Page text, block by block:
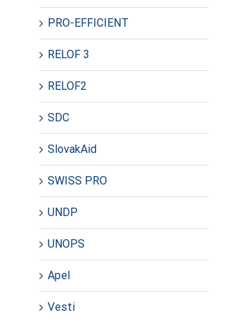
PRO-EFFICIENT
RELOF 3
RELOF2
SDC
SlovakAid
SWISS PRO
UNDP
UNOPS
Apel
Vesti